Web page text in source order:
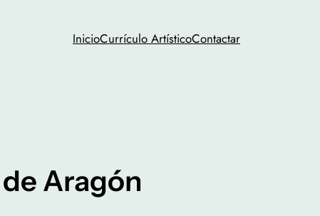
InicioCurrículo ArtísticoContactar
Aragón